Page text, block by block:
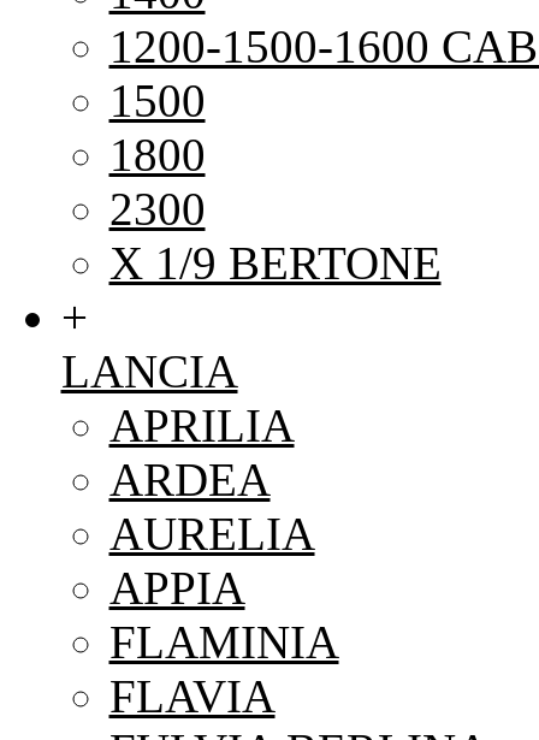
1200-1500-1600
1500
1800
2300
X 1/9 BERTONE
+
LANCIA
APRILIA
ARDEA
AURELIA
APPIA
FLAMINIA
FLAVIA